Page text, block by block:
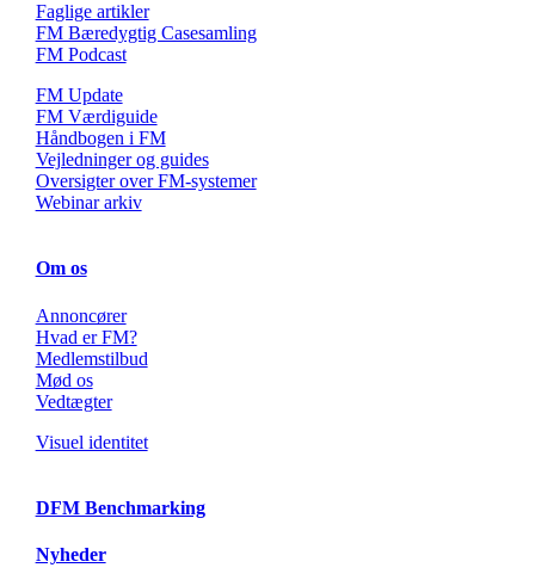
Faglige artikler
FM Bæredygtig Casesamling
FM Podcast
FM Update
FM Værdiguide
Håndbogen i FM
Vejledninger og guides
Oversigter over FM-systemer
Webinar arkiv
Om os
Annoncører
Hvad er FM?
Medlemstilbud
Mød os
Vedtægter
Visuel identitet
DFM Benchmarking
Nyheder